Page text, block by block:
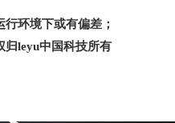
环境下或有偏差；
归leyu中国科技所有